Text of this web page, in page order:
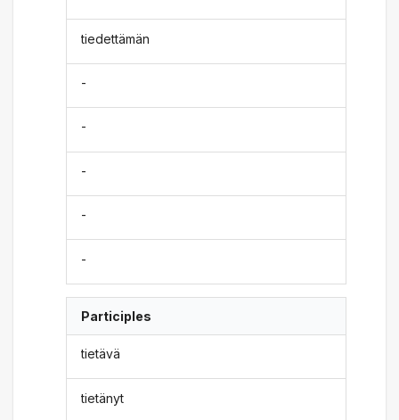
tiedettämän
-
-
-
-
-
Participles
tietävä
tietänyt